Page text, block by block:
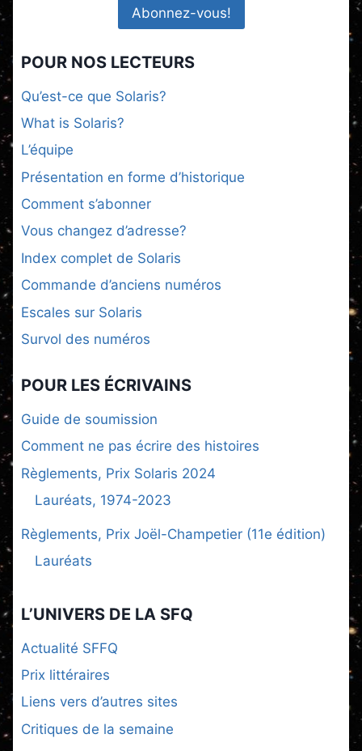
POUR NOS LECTEURS
Qu’est-ce que Solaris?
What is Solaris?
L’équipe
Présentation en forme d’historique
Comment s’abonner
Vous changez d’adresse?
Index complet de Solaris
Commande d’anciens numéros
Escales sur Solaris
Survol des numéros
POUR LES ÉCRIVAINS
Guide de soumission
Comment ne pas écrire des histoires
Règlements, Prix Solaris 2024
Lauréats, 1974-2023
Règlements, Prix Joël-Champetier (11e édition)
Lauréats
L’UNIVERS DE LA SFQ
Actualité SFFQ
Prix littéraires
Liens vers d’autres sites
Critiques de la semaine